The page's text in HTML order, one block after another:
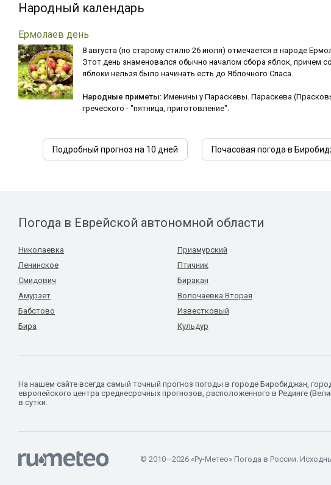
Народный календарь
Ермолаев день
8 августа (по старому стилю 26 июля) отмечается в народе
Этот день знаменовался обычно началом сбора яблок, причем
яблоки нельзя было начинать есть до Яблочного Спаса.
Народные приметы: Именины у Параскевы. Параскева
греческого - "пятница, приготовление".
Подробный прогноз на 10 дней Почасовая погода в
Погода в Еврейской автономной области
Николаевка
Ленинское
Смидович
Амурзет
Бабстово
Бира
Приамурский
Птичник
Биракан
Волочаевка Вторая
Известковый
Кульдур
На нашем сайте всегда самый точный прогноз погоды в городе Биробиджан,
европейского центра среднесрочных прогнозов, расположенного в Рединге
в сутки.
© 2010—2026 «Ру-Метео» Погода в России.